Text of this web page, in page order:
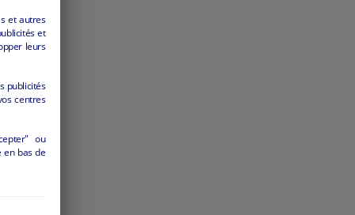
et autres
et
leurs
publicités
centres
ou
en bas de